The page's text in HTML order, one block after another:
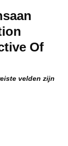
Of
velden zijn